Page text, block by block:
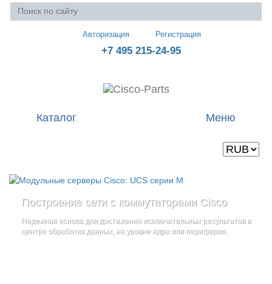
Авторизация Регистрация
+7 495 215-24-95
Меню
Каталог
Построение сети с коммутаторами Cisco
Надежная основа для достижения исключительных результатов в
центре обработки данных, на уровне ядра или периферии.
Стоечные серверы Cisco UCS серии C
Созданы для сокращения общей стоимости владенияи
повышение адаптивности Вашего бизнеса
дополнительные компоненты